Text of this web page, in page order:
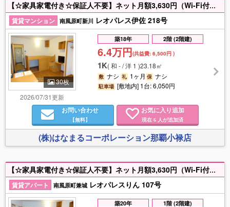
【☆家具家電付き☆保証人不要】ネット月額3,630円（Wi-Fi付き） 初期費用のご相談ならお任せください！！毎月の水道料無料♪ お問合せお待ちしておりますヽ(´▽｀)/
賃貸マンション 南風原町新川 レオパレス伊佐 218号
30枚
2026/07/31更新
築18年 2階 (2階建)
6.4万円(共益費:6,500円 )
1K(和 - / 洋 1 )23.18㎡
敷 ナシ 礼 1ヶ月保 ナシ
駐車場 [敷地内] 1台: 6,050円
お問い合わせ
【無料】
お気に入り追加
現在 6 人が追加済
(株)はなまるコーポレーション那覇小禄店
【☆家具家電付き☆保証人不要】ネット月額3,630円（Wi-Fi付き） 初期費用のご相談ならお任せください！！毎月の水道料無料♪ お問合せお待ちしておりますヽ(´▽｀)/
賃貸アパート
南風原町兼城 レオパレスりん 107号
築20年 1階 (2階建)